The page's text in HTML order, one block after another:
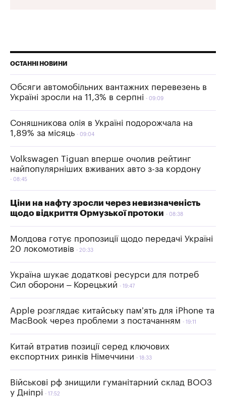
ОСТАННІ НОВИНИ
Обсяги автомобільних вантажних перевезень в
Україні зросли на 11,3% в серпні
09:09
Соняшникова олія в Україні подорожчала на
1,89% за місяць
09:04
Volkswagen Tiguan вперше очолив рейтинг
найпопулярніших вживаних авто з-за кордону
08:45
Ціни на нафту зросли через невизначеність
щодо відкриття Ормузької протоки
08:38
Молдова готує пропозиції щодо передачі Україні
20 локомотивів
20:33
Україна шукає додаткові ресурси для потреб
Сил оборони – Корецький
19:47
Apple розглядає китайську пам’ять для iPhone та
MacBook через проблеми з постачанням
19:11
Китай втратив позиції серед ключових
експортних ринків Німеччини
18:33
Військові рф знищили гуманітарний склад ВООЗ
у Дніпрі
17:52